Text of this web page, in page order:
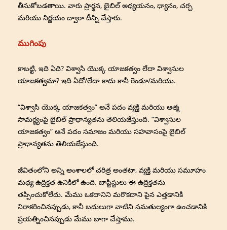
తీసుకోబడతాయి. వారు ప్రార్థన, బైబిల్ అధ్యయనం, ధ్యానం, చర్చ
మరియు నిర్ణయం ద్వారా దీన్ని చేస్తారు.
ముగింపు
కాబట్టి, ఇది ఏది? విశ్వాసి యొక్క యాజకత్వం లేదా విశ్వాసుల
యాజకత్వమా? ఇది ఏదో/లేదా కాదు కానీ రెండూ/మరియు.
“విశ్వాసి యొక్క యాజకత్వం” అనే పదం వ్యక్తి మరియు ఆత్మ
సామర్థ్యంపై బైబిల్ ప్రాధాన్యతను తెలియజేస్తుంది. “విశ్వాసుల
యాజకత్వం” అనే పదం సమాజం మరియు సహవాసంపై బైబిల్
ప్రాధాన్యతను తెలియజేస్తుంది.
జీవితంలోని అన్ని అంశాలలో చరిత్ర అంతటా, వ్యక్తి మరియు సమూహం
మధ్య ఉద్రిక్తత ఉనికిలో ఉంది. బాప్టిస్టులు ఈ ఉద్రిక్తతను
తప్పించుకోలేదు. మేము ఒకదానిని మరొకదాని పైన ఎత్తడానికి
నిరాకరించినప్పుడు, కానీ బదులుగా వాటిని సమతుల్యంగా ఉంచడానికి
ప్రయత్నించినప్పుడు మేము బాగా చేస్తాము.